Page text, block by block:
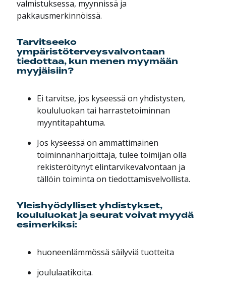
valmistuksessa, myynnissä ja
pakkausmerkinnöissä.
Tarvitseeko
ympäristöterveysvalvontaan
tiedottaa, kun menen myymään
myyjäisiin?
Ei tarvitse, jos kyseessä on yhdistysten,
koululuokan tai harrastetoiminnan
myyntitapahtuma.
Jos kyseessä on ammattimainen
toiminnanharjoittaja, tulee toimijan olla
rekisteröitynyt elintarvikevalvontaan ja
tällöin toiminta on tiedottamisvelvollista.
Yleishyödylliset yhdistykset,
koululuokat ja seurat voivat myydä
esimerkiksi:
huoneenlämmössä säilyviä tuotteita
joululaatikoita.